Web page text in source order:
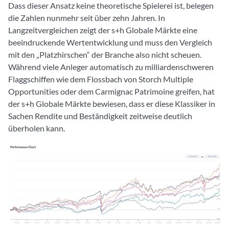
Dass dieser Ansatz keine theoretische Spielerei ist, belegen
die Zahlen nunmehr seit über zehn Jahren. In
Langzeitvergleichen zeigt der s+h Globale Märkte eine
beeindruckende Wertentwicklung und muss den Vergleich
mit den „Platzhirschen“ der Branche also nicht scheuen.
Während viele Anleger automatisch zu milliardenschweren
Flaggschiffen wie dem Flossbach von Storch Multiple
Opportunities oder dem Carmignac Patrimoine greifen, hat
der s+h Globale Märkte bewiesen, dass er diese Klassiker in
Sachen Rendite und Beständigkeit zeitweise deutlich
überholen kann.